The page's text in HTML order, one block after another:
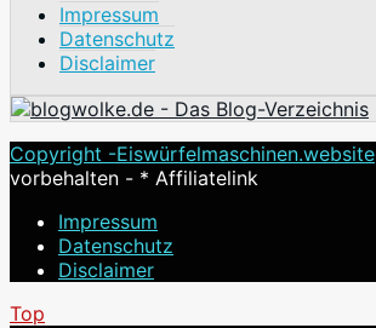
Impressum
Datenschutz
Disclaimer
Copyright -Eiswürfelmaschinen.website
vorbehalten - * Affiliatelink
Impressum
Datenschutz
Disclaimer
Top